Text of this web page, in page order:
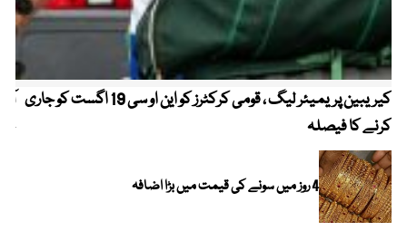
کیریبین پریمیئر لیگ ، قومی کرکٹرز کو این او سی 19 اگست کو جاری
کرنے کا فیصلہ
4 روز میں سونے کی قیمت میں بڑا اضافہ